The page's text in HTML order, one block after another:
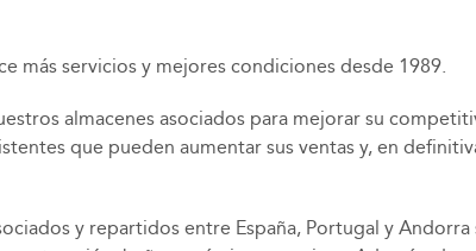
más servicios y mejores condiciones desde 1989.
almacenes asociados para mejorar su
que pueden aumentar sus ventas y, en
y repartidos entre España, Portugal y Andorra